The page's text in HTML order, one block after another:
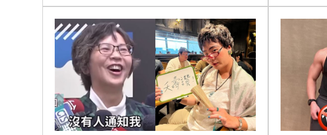
名，她便有樣學樣地模仿起女神，沒想到畫面曝
光後，鬼鬼竟被網友笑「像老菸槍」。宋亭誼報
導
員警在現
警卻意外
值，還被